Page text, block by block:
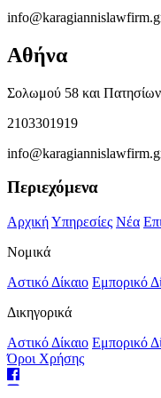
Αθήνα
Σολωμού 58 και
2103301919
Περιεχόμενα
ΑρχικήΥπηρεσίες Νέα
Νομικά
Αστικό Δίκαιο Εμπορικό
Δικηγορικά
Αστικό Δίκαιο Εμπορικό
Όροι Χρήσης